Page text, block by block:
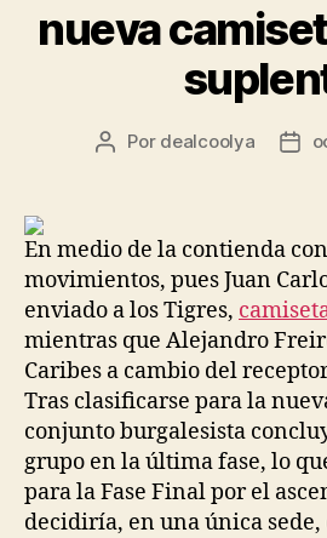
nueva
Autor
Por dealcoolya
En medio de la contienda
movimientos, pues Juan
enviado a los Tigres,
mientras que Alejandro
Caribes a cambio del
Tras clasificarse para la
conjunto burgalesista
grupo en la última fase, lo
para la Fase Final por el
decidiría, en una única